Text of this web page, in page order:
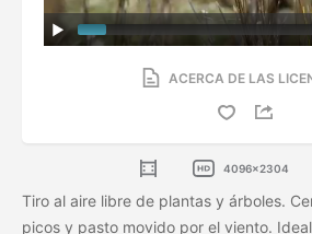
ACERCA DE LAS
4096x2304
Tiro al aire libre de plantas y árboles.
picos y pasto movido por el viento.